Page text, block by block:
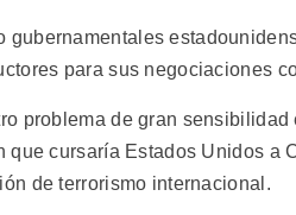
gubernamentales
para sus negociaciones
problema de gran
que cursaría Estados Unidos a
de terrorismo internacional.